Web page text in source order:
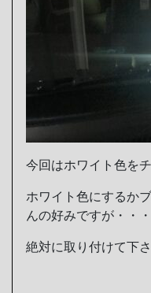
今回はホワイト色を
ホワイト色にするか
んの好みですが・・・
絶対に取り付けて下さ